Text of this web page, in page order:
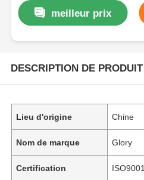
meilleur prix
DESCRIPTION DE PRODUIT
Lieu d'origine Chine
Nom de marque Glory
Certification ISO9001